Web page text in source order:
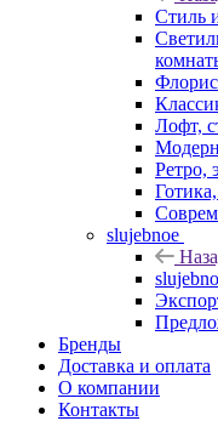
Стиль
Лофт,
Ретро,
slujebnoe
Бренды
Доставка и оплата
О компании
Контакты